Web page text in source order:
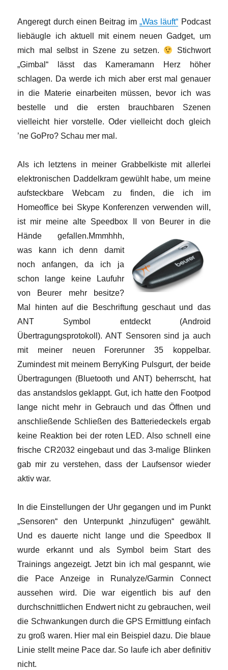
Angeregt durch einen Beitrag im „Was läuft“ Podcast
liebäugle ich aktuell mit einem neuen Gadget, um
mich mal selbst in Szene zu setzen.
Stichwort
„Gimbal“ lässt das Kameramann Herz höher
schlagen. Da werde ich mich aber erst mal genauer
in die Materie einarbeiten müssen, bevor ich was
bestelle und die ersten brauchbaren Szenen
vielleicht hier vorstelle. Oder vielleicht doch gleich
’ne GoPro? Schau mer mal.
Als ich letztens in meiner Grabbelkiste mit allerlei
elektronischen Daddelkram gewühlt habe, um meine
aufsteckbare Webcam zu finden, die ich im
Homeoffice bei Skype Konferenzen verwenden will,
ist mir meine alte Speedbox II von Beurer in die
Hände gefallen.Mmmhhh,
was kann ich denn damit
noch anfangen, da ich ja
schon lange keine Laufuhr
von Beurer mehr besitze?
Mal hinten auf die Beschriftung geschaut und das
ANT Symbol entdeckt (Android
Übertragungsprotokoll). ANT Sensoren sind ja auch
mit meiner neuen Forerunner 35 koppelbar.
Zumindest mit meinem BerryKing Pulsgurt, der beide
Übertragungen (Bluetooth und ANT) beherrscht, hat
das anstandslos geklappt. Gut, ich hatte den Footpod
lange nicht mehr in Gebrauch und das Öffnen und
anschließende Schließen des Batteriedeckels ergab
keine Reaktion bei der roten LED. Also schnell eine
frische CR2032 eingebaut und das 3-malige Blinken
gab mir zu verstehen, dass der Laufsensor wieder
aktiv war.
In die Einstellungen der Uhr gegangen und im Punkt
„Sensoren“ den Unterpunkt „hinzufügen“ gewählt.
Und es dauerte nicht lange und die Speedbox II
wurde erkannt und als Symbol beim Start des
Trainings angezeigt. Jetzt bin ich mal gespannt, wie
die Pace Anzeige in Runalyze/Garmin Connect
aussehen wird. Die war eigentlich bis auf den
durchschnittlichen Endwert nicht zu gebrauchen, weil
die Schwankungen durch die GPS Ermittlung einfach
zu groß waren. Hier mal ein Beispiel dazu. Die blaue
Linie stellt meine Pace dar. So laufe ich aber definitiv
nicht.